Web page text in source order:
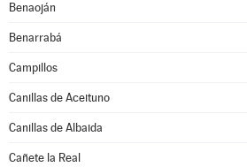
Benaoján
Benarrabá
Campillos
Canillas de Aceituno
Canillas de Albaida
Cañete la Real